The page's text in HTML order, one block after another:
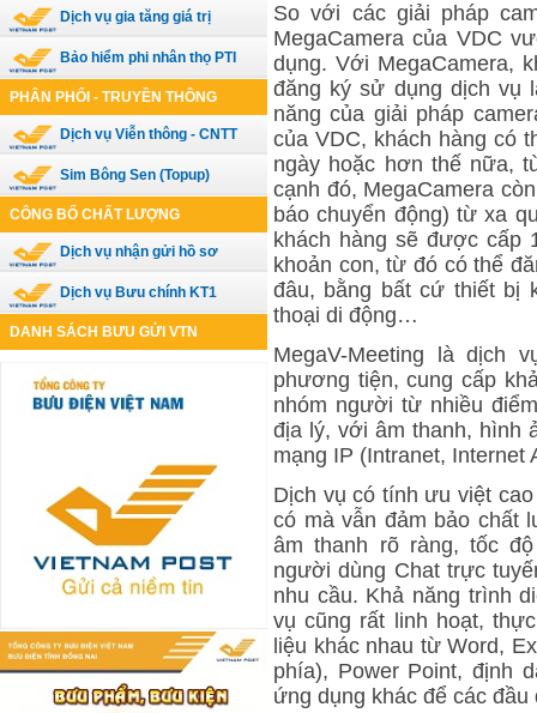
Dịch vụ gia tăng giá trị
Bảo hiểm phi nhân thọ PTI
PHÂN PHỐI - TRUYỀN THÔNG
Dịch vụ Viễn thông - CNTT
Sim Bông Sen (Topup)
CÔNG BỐ CHẤT LƯỢNG
Dịch vụ nhận gửi hồ sơ
Dịch vụ Bưu chính KT1
DANH SÁCH BƯU GỬI VTN
So với các giải pháp
MegaCamera của VDC
dụng. Với MegaCamera,
đăng ký sử dụng dịch vụ
năng của giải pháp
của VDC, khách hàng có
ngày hoặc hơn thế nữa,
cạnh đó, MegaCamera
báo chuyển động) từ xa
khách hàng sẽ được cấp
khoản con, từ đó có thể
đâu, bằng bất cứ thiết bị
thoại di động…
MegaV-Meeting là dịch
phương tiện, cung cấp
nhóm người từ nhiều
địa lý, với âm thanh, hình
mạng IP (Intranet, Internet
Dịch vụ có tính ưu việt
có mà vẫn đảm bảo chất
âm thanh rõ ràng, tốc
người dùng Chat trực
nhu cầu. Khả năng trình
vụ cũng rất linh hoạt,
liệu khác nhau từ Word,
phía), Power Point, định
ứng dụng khác để các